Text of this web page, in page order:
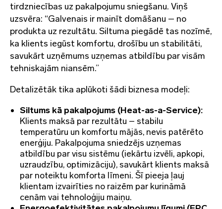
tirdzniecības uz pakalpojumu sniegšanu. Viņš
uzsvēra: “Galvenais ir mainīt domāšanu – no
produkta uz rezultātu. Siltuma piegādē tas nozīmē,
ka klients iegūst komfortu, drošību un stabilitāti,
savukārt uzņēmums uzņemas atbildību par visām
tehniskajām niansēm.”
Detalizētāk tika aplūkoti šādi biznesa modeļi:
Siltums kā pakalpojums (Heat-as-a-Service):
Klients maksā par rezultātu – stabilu
temperatūru un komfortu mājās, nevis patērēto
enerģiju. Pakalpojuma sniedzējs uzņemas
atbildību par visu sistēmu (iekārtu izvēli, apkopi,
uzraudzību, optimizāciju), savukārt klients maksā
par noteiktu komforta līmeni. Šī pieeja ļauj
klientam izvairīties no raizēm par kurināmā
cenām vai tehnoloģiju maiņu.